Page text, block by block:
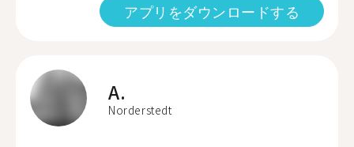
アプリをダウンロードする
A.
Norderstedt